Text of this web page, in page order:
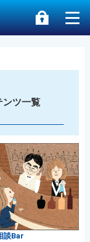
ンツ一覧
談Bar